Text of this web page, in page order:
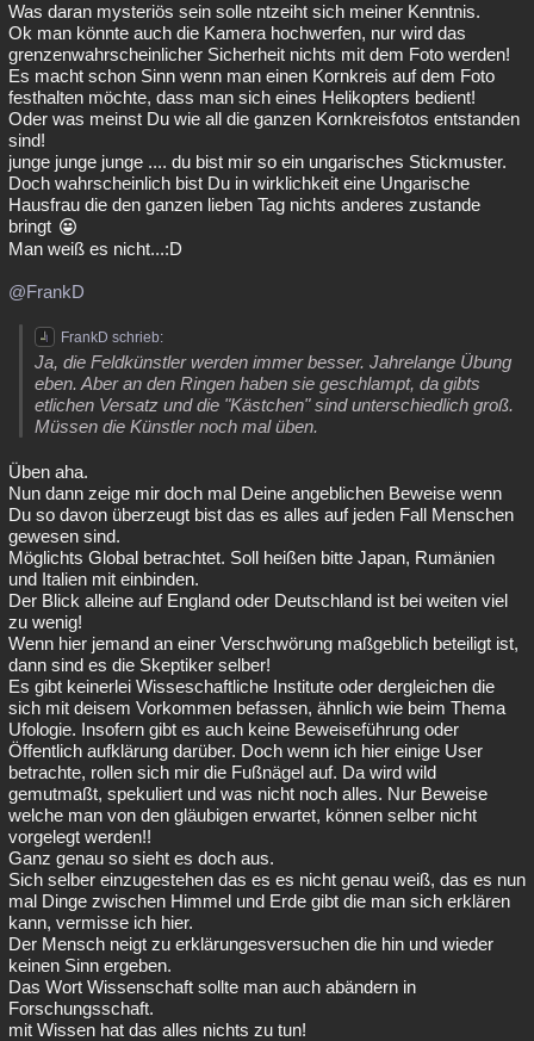
Was daran mysteriös sein solle ntzeiht sich meiner Kenntnis.
Ok man könnte auch die Kamera hochwerfen, nur wird das
grenzenwahrscheinlicher Sicherheit nichts mit dem Foto werden!
Es macht schon Sinn wenn man einen Kornkreis auf dem Foto
festhalten möchte, dass man sich eines Helikopters bedient!
Oder was meinst Du wie all die ganzen Kornkreisfotos entstanden
sind!
junge junge junge .... du bist mir so ein ungarisches Stickmuster.
Doch wahrscheinlich bist Du in wirklichkeit eine Ungarische
Hausfrau die den ganzen lieben Tag nichts anderes zustande
bringt
Man weiß es nicht...:D
@FrankD
FrankD schrieb:
Ja, die Feldkünstler werden immer besser. Jahrelange Übung
eben. Aber an den Ringen haben sie geschlampt, da gibts
etlichen Versatz und die "Kästchen" sind unterschiedlich groß.
Müssen die Künstler noch mal üben.
Üben aha.
Nun dann zeige mir doch mal Deine angeblichen Beweise wenn
Du so davon überzeugt bist das es alles auf jeden Fall Menschen
gewesen sind.
Möglichts Global betrachtet. Soll heißen bitte Japan, Rumänien
und Italien mit einbinden.
Der Blick alleine auf England oder Deutschland ist bei weiten viel
zu wenig!
Wenn hier jemand an einer Verschwörung maßgeblich beteiligt ist,
dann sind es die Skeptiker selber!
Es gibt keinerlei Wisseschaftliche Institute oder dergleichen die
sich mit deisem Vorkommen befassen, ähnlich wie beim Thema
Ufologie. Insofern gibt es auch keine Beweiseführung oder
Öffentlich aufklärung darüber. Doch wenn ich hier einige User
betrachte, rollen sich mir die Fußnägel auf. Da wird wild
gemutmaßt, spekuliert und was nicht noch alles. Nur Beweise
welche man von den gläubigen erwartet, können selber nicht
vorgelegt werden!!
Ganz genau so sieht es doch aus.
Sich selber einzugestehen das es es nicht genau weiß, das es nun
mal Dinge zwischen Himmel und Erde gibt die man sich erklären
kann, vermisse ich hier.
Der Mensch neigt zu erklärungesversuchen die hin und wieder
keinen Sinn ergeben.
Das Wort Wissenschaft sollte man auch abändern in
Forschungsschaft.
mit Wissen hat das alles nichts zu tun!